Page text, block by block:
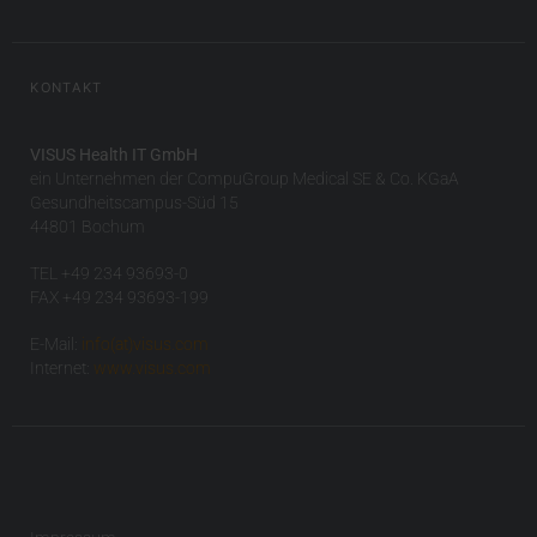
KONTAKT
VISUS Health IT GmbH
ein Unternehmen der CompuGroup Medical SE & Co. KGaA
Gesundheitscampus-Süd 15
44801 Bochum
TEL +49 234 93693-0
FAX +49 234 93693-199
E-Mail:
info(at)visus.com
Internet:
www.visus.com